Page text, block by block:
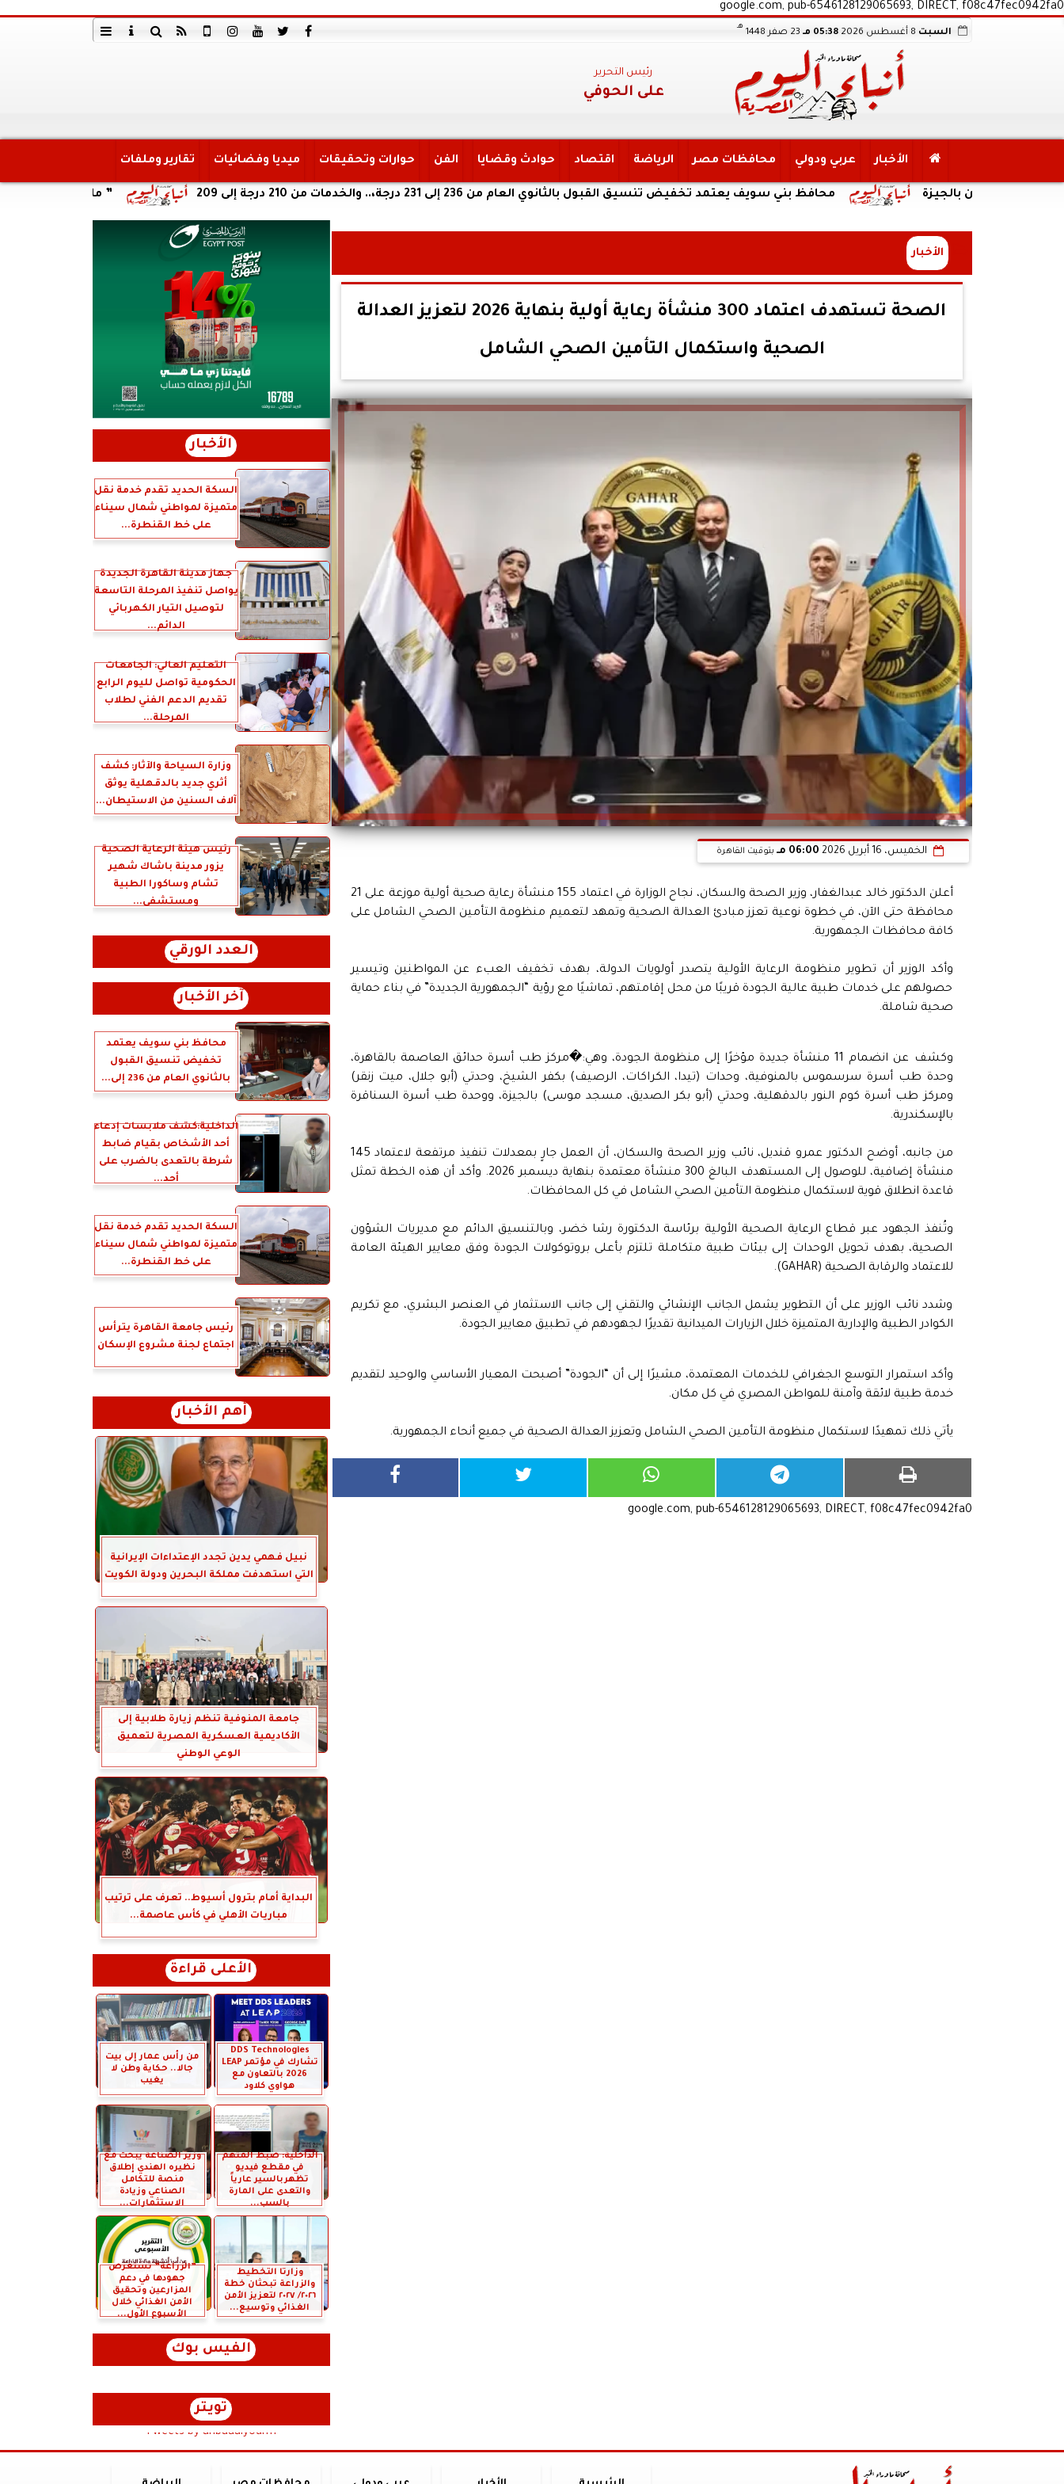
google.com, pub-6546128129065693, DIRECT, f08c47fec0942fa0
السبت 05:38 مـ 23 صفر 1448
هـ
رئيس التحرير
على الحوفي
الأخبار عربي ودولي محافظات مصر الرياضة اقتصاد حوادث وقضايا الفن حوارات وتحقيقات ميديا وفضائيات تقارير وملفات
” ماسبيرو تريندز” يناقش محافظ بني سويف يعتمد تخفيض تنسيق القبول بالثانوي العام من 236 إلى 231 درجة،.. والخدمات من 210 درجة إلى 209
الأخبار
الصحة تستهدف اعتماد 300 منشأة رعاية أولية بنهاية 2026 لتعزيز العدالة
الصحية واستكمال التأمين الصحي الشامل
الخميس، 16 أبريل 2026 06:00 مـ بتوقيت القاهرة
أعلن الدكتور خالد عبدالغفار، وزير الصحة والسكان، نجاح الوزارة في اعتماد 155 منشأة رعاية صحية أولية موزعة على 21
محافظة حتى الآن، في خطوة نوعية تعزز مبادئ العدالة الصحية وتمهد لتعميم منظومة التأمين الصحي الشامل على
كافة محافظات الجمهورية.
وأكد الوزير أن تطوير منظومة الرعاية الأولية يتصدر أولويات الدولة، بهدف تخفيف العبء عن المواطنين وتيسير
حصولهم على خدمات طبية عالية الجودة قريبًا من محل إقامتهم، تماشيًا مع رؤية “الجمهورية الجديدة” في بناء حماية
صحية شاملة.
وكشف عن انضمام 11 منشأة جديدة مؤخرًا إلى منظومة الجودة، وهي:�مركز طب أسرة حدائق العاصمة بالقاهرة،
وحدة طب أسرة سرسموس بالمنوفية، وحدات (تيدا، الكراكات، الرصيف) بكفر الشيخ، وحدتي (أبو جلال، ميت زنقر)
ومركز طب أسرة كوم النور بالدقهلية، وحدتي (أبو بكر الصديق، مسجد موسى) بالجيزة، ووحدة طب أسرة السناقرة
بالإسكندرية.
من جانبه، أوضح الدكتور عمرو قنديل، نائب وزير الصحة والسكان، أن العمل جارٍ بمعدلات تنفيذ مرتفعة لاعتماد 145
منشأة إضافية، للوصول إلى المستهدف البالغ 300 منشأة معتمدة بنهاية ديسمبر 2026. وأكد أن هذه الخطة تمثل
قاعدة انطلاق قوية لاستكمال منظومة التأمين الصحي الشامل في كل المحافظات.
وتُنفذ الجهود عبر قطاع الرعاية الصحية الأولية برئاسة الدكتورة رشا خضر، وبالتنسيق الدائم مع مديريات الشؤون
الصحية، بهدف تحويل الوحدات إلى بيئات طبية متكاملة تلتزم بأعلى بروتوكولات الجودة وفق معايير الهيئة العامة
للاعتماد والرقابة الصحية (GAHAR).
وشدد نائب الوزير على أن التطوير يشمل الجانب الإنشائي والتقني إلى جانب الاستثمار في العنصر البشري، مع تكريم
الكوادر الطبية والإدارية المتميزة خلال الزيارات الميدانية تقديرًا لجهودهم في تطبيق معايير الجودة.
وأكد استمرار التوسع الجغرافي للخدمات المعتمدة، مشيرًا إلى أن “الجودة” أصبحت المعيار الأساسي والوحيد لتقديم
خدمة طبية لائقة وآمنة للمواطن المصري في كل مكان.
يأتي ذلك تمهيدًا لاستكمال منظومة التأمين الصحي الشامل وتعزيز العدالة الصحية في جميع أنحاء الجمهورية.
google.com, pub-6546128129065693, DIRECT, f08c47fec0942fa0
الأخبار
السكة الحديد تقدم خدمة نقل
متميزة لمواطني شمال سيناء
على خط القنطرة...
جهاز مدينة القاهرة الجديدة
يواصل تنفيذ المرحلة التاسعة
لتوصيل التيار الكهربائي
الدائم...
التعليم العالي: الجامعات
الحكومية تواصل لليوم الرابع
تقديم الدعم الفني لطلاب
المرحلة...
وزارة السياحة والآثار: كشف
أثري جديد بالدقهلية يوثق
آلاف السنين من الاستيطان...
رئيس هيئة الرعاية الصحية
يزور مدينة باشاك شهير
تشام وساكورا الطبية
ومستشفى...
العدد الورقي
آخر الأخبار
محافظ بني سويف يعتمد
تخفيض تنسيق القبول
بالثانوي العام من 236 إلى...
الداخلية:كشف ملابسات إدعاء
أحد الأشخاص بقيام ضابط
شرطة بالتعدى بالضرب على
أحد...
السكة الحديد تقدم خدمة نقل
متميزة لمواطني شمال سيناء
على خط القنطرة...
رئيس جامعة القاهرة يترأس
اجتماع لجنة مشروع الإسكان
أهم الأخبار
نبيل فهمي يدين تجدد الإعتداءات الإيرانية
التي استهدفت مملكة البحرين ودولة الكويت
جامعة المنوفية تنظم زيارة طلابية إلى
الأكاديمية العسكرية المصرية لتعميق
الوعي الوطني
البداية أمام بترول أسيوط.. تعرف على ترتيب
مباريات الأهلي في كأس عاصمة...
الأعلى قراءة
DDS Technologies
تشارك في مؤتمر LEAP
2026 بالتعاون مع
هواوي كلاود
من رأس عمار إلى بيت
جالا.. حكاية وطن لا
يغيب
الداخلية: ضبط المتهم
في مقطع فيديو
تظهربالسير عارياً
والتعدى على المارة
بالسب...
وزير الصناعة يبحث مع
نظيره الهندي إطلاق
منصة للتكامل
الصناعي وزيادة
الاستثمارات...
وزارتا التخطيط
والزراعة تبحثان خطة
٢٠٢٦/ ٢٠٢٧ لتعزيز الأمن
الغذائي وتوسيع...
”الزراعة” تستعرض
جهودها في دعم
المزارعين وتحقيق
الأمن الغذائي خلال
الأسبوع الأول...
الفيس بوك
تويتر
Tweets by anbaaalyoum1